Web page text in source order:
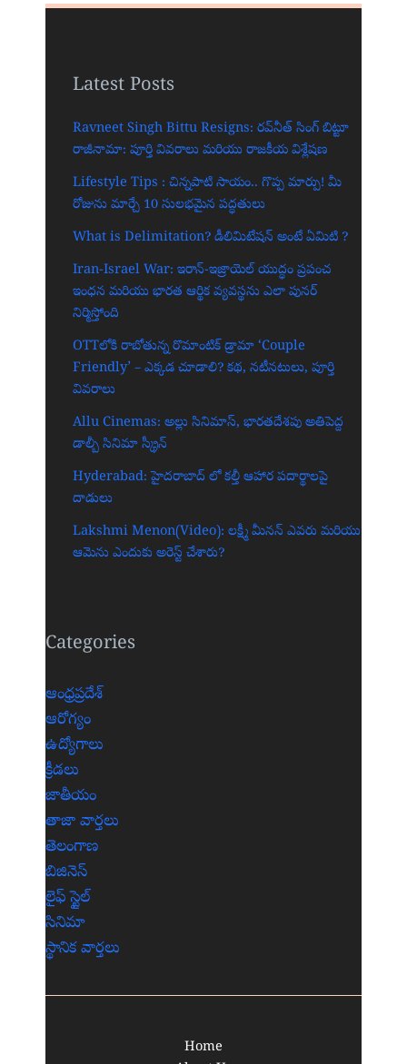
Latest Posts
Ravneet Singh Bittu Resigns: రవ్‌నీత్ సింగ్ బిట్టూ
రాజీనామా: పూర్తి వివరాలు మరియు రాజకీయ విశ్లేషణ
Lifestyle Tips : చిన్నపాటి సాయం.. గొప్ప మార్పు! మీ
రోజును మార్చే 10 సులభమైన పద్ధతులు
What is Delimitation? డీలిమిటేషన్ అంటే ఏమిటి ?
Iran-Israel War: ఇరాన్-ఇజ్రాయెల్ యుద్ధం ప్రపంచ
ఇంధన మరియు భారత ఆర్థిక వ్యవస్థను ఎలా పునర్
నిర్మిస్తోంది
OTTలోకి రాబోతున్న రొమాంటిక్ డ్రామా ‘Couple
Friendly’ – ఎక్కడ చూడాలి? కథ, నటీనటులు, పూర్తి
వివరాలు
Allu Cinemas: అల్లు సినిమాస్, భారతదేశపు అతిపెద్ద
డాల్బీ సినిమా స్క్రీన్‌
Hyderabad: హైదరాబాద్‌ లో కల్తీ ఆహార పదార్థాలపై
దాడులు
Lakshmi Menon(Video): లక్ష్మీ మీనన్ ఎవరు మరియు
ఆమెను ఎందుకు అరెస్ట్ చేశారు?
Categories
ఆంధ్రప్రదేశ్
ఆరోగ్యం
ఉద్యోగాలు
క్రీడలు
జాతీయం
తాజా వార్తలు
తెలంగాణ
బిజినెస్
లైఫ్ స్టైల్
సినిమా
స్థానిక వార్తలు
Home